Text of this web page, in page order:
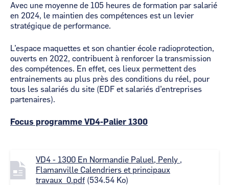
Avec une moyenne de 105 heures de formation par salarié
en 2024, le maintien des compétences est un levier
stratégique de performance.
L’espace maquettes et son chantier école radioprotection,
ouverts en 2022, contribuent à renforcer la transmission
des compétences. En effet, ces lieux permettent des
entrainements au plus près des conditions du réel, pour
tous les salariés du site (EDF et salariés d’entreprises
partenaires).
Focus programme VD4-Palier 1300
F
i
l
VD4 - 1300 En Normandie Paluel, Penly ,
Flamanville Calendriers et principaux
travaux_0.pdf (534.54 Ko)